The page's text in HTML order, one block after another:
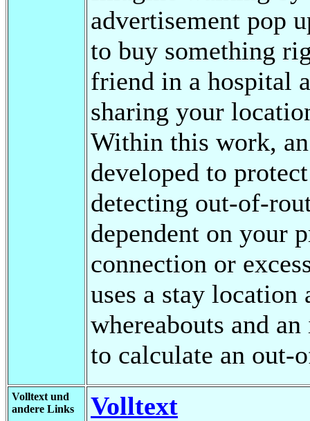
advertisement pop
to buy something
friend in a hospital
sharing your
Within this work,
developed to
detecting out-of-
dependent on your
connection or
uses a stay
whereabouts and
to calculate an out-
Volltext und
andere Links
Volltext